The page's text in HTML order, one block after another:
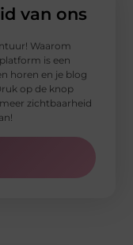
van ons
Waarom
is een
horen en je blog
op de knop
meer zichtbaarheid